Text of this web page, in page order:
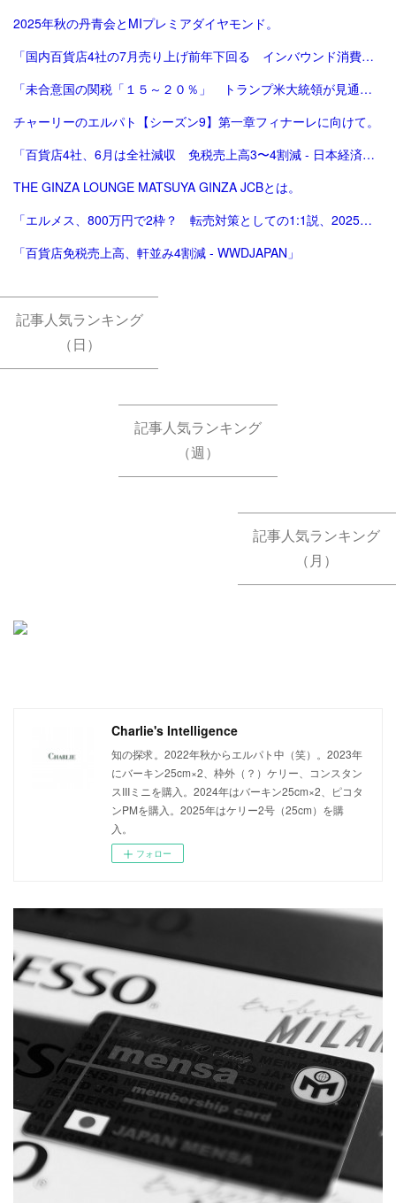
2025年秋の丹青会とMIプレミアダイヤモンド。
「国内百貨店4社の7月売り上げ前年下回る インバウンド消費減で | ロイター」
「未合意国の関税「１５～２０％」 トランプ米大統領が見通し：時事ドットコム」
チャーリーのエルパト【シーズン9】第一章フィナーレに向けて。
「百貨店4社、6月は全社減収 免税売上高3〜4割減 - 日本経済新聞」
THE GINZA LOUNGE MATSUYA GINZA JCBとは。
「エルメス、800万円で2枠？ 転売対策としての1:1説、2025年版。ほぼ完結（？）編。」
「百貨店免税売上高、軒並み4割減 - WWDJAPAN」
記事人気ランキング
（日）
記事人気ランキング
（週）
記事人気ランキング
（月）
Charlie's Intelligence
知の探求。2022年秋からエルパト中（笑）。2023年
にバーキン25cm×2、枠外（？）ケリー、コンスタン
スIIIミニを購入。2024年はバーキン25cm×2、ピコタ
ンPMを購入。2025年はケリー2号（25cm）を購
入。
フォロー